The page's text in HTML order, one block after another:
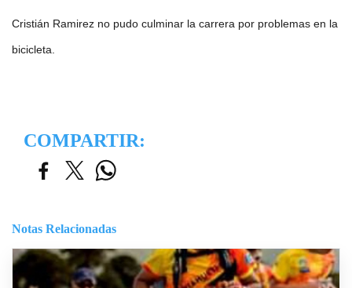
Cristián Ramirez no pudo culminar la carrera por problemas en la
bicicleta.
COMPARTIR:
Notas Relacionadas